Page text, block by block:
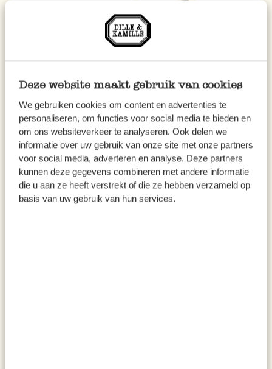
Deze website maakt gebruik van cookies
We gebruiken cookies om content en advertenties te
personaliseren, om functies voor social media te bieden en
om ons websiteverkeer te analyseren. Ook delen we
informatie over uw gebruik van onze site met onze partners
voor social media, adverteren en analyse. Deze partners
kunnen deze gegevens combineren met andere informatie
die u aan ze heeft verstrekt of die ze hebben verzameld op
basis van uw gebruik van hun services.
Mini-Topf mit Sonnenblume
3,25
inkl. MwSt zzgl. Versandkosten
Gartenwerkzeuge im Etui, 6er-
Set
19,95